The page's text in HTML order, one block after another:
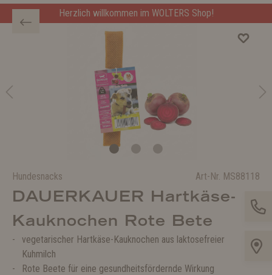
Herzlich willkommen im WOLTERS Shop!
Hundesnacks Art-Nr. MS88118
DAUERKAUER Hartkäse-
Kauknochen Rote Bete
vegetarischer Hartkäse-Kauknochen aus laktosefreier
Kuhmilch
Rote Beete für eine gesundheitsfördernde Wirkung